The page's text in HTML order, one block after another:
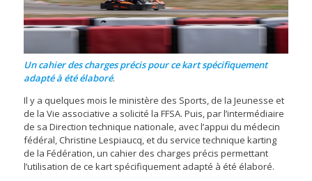
Un cahier des charges précis pour ce kart spécifiquement
adapté à été élaboré.
Il y a quelques mois le ministère des Sports, de la Jeunesse et
de la Vie associative a solicité la FFSA. Puis, par l’intermédiaire
de sa Direction technique nationale, avec l’appui du médecin
fédéral, Christine Lespiaucq, et du service technique karting
de la Fédération, un cahier des charges précis permettant
l’utilisation de ce kart spécifiquement adapté à été élaboré.